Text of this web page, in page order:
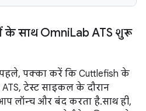
के साथ OmniLab ATS शुरू
पक्का करें कि Cuttlefish के
ATS, टेस्ट साइकल के दौरान
लॉन्च और बंद करता है. साथ ही,